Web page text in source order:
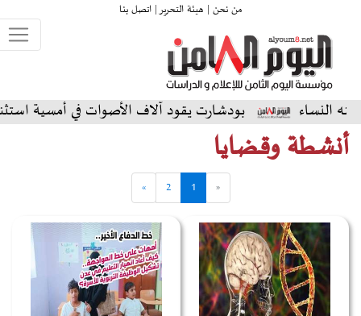
من نحن | هيئة التحرير |اتصل بنا
بودشارت يقود آلاف الأصوات في أمسية استثنائية على
أنشطة وقضايا
«
1
2
»